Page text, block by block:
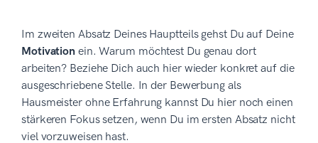
Im zweiten Absatz Deines Hauptteils gehst Du auf Deine
Motivation ein. Warum möchtest Du genau dort
arbeiten? Beziehe Dich auch hier wieder konkret auf die
ausgeschriebene Stelle. In der Bewerbung als
Hausmeister ohne Erfahrung kannst Du hier noch einen
stärkeren Fokus setzen, wenn Du im ersten Absatz nicht
viel vorzuweisen hast.